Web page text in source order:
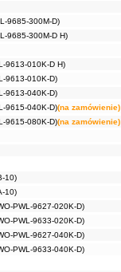
9685-300M-D)
9685-300M-D H)
9613-010K-D H)
9613-010K-D)
9613-040K-D)
9615-040K-D)(na zamówienie)
9615-080K-D)(na zamówienie)
10)
10)
PWL-9627-020K-D)
PWL-9633-020K-D)
PWL-9627-040K-D)
PWL-9633-040K-D)